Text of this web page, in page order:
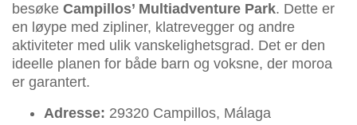
besøke Campillos’ Multiadventure Park. Dette er
en løype med zipliner, klatrevegger og andre
aktiviteter med ulik vanskelighetsgrad. Det er den
ideelle planen for både barn og voksne, der moroa
er garantert.
Adresse: 29320 Campillos, Málaga